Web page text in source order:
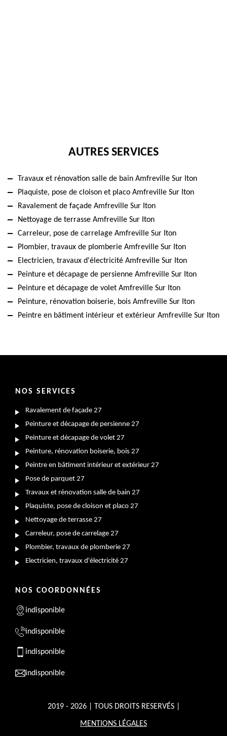
AUTRES SERVICES
Travaux et rénovation salle de bain Amfreville Sur Iton
Plaquiste, pose de cloison et placo Amfreville Sur Iton
Ravalement de façade Amfreville Sur Iton
Nettoyage de terrasse Amfreville Sur Iton
Carreleur, pose de carrelage Amfreville Sur Iton
Plombier, travaux de plomberie Amfreville Sur Iton
Electricien, travaux d'électricité Amfreville Sur Iton
Peinture et décapage de persienne Amfreville Sur Iton
Peinture et décapage de volet Amfreville Sur Iton
Peinture, rénovation boiserie, bois Amfreville Sur Iton
Peintre en bâtiment intérieur et extérieur Amfreville Sur Iton
NOS SERVICES
Ravalement de façade 27
Peinture et décapage de persienne 27
Peinture et décapage de volet 27
Peinture, rénovation boiserie, bois 27
Peintre en bâtiment intérieur et extérieur 27
Pose de parquet 27
Travaux et rénovation salle de bain 27
Plaquiste, pose de cloison et placo 27
Nettoyage de terrasse 27
Carreleur, pose de carrelage 27
Plombier, travaux de plomberie 27
Electricien, travaux d'électricité 27
NOS COORDONNÉES
indisponible
indisponible
indisponible
indisponible
2019 - 2026 | TOUS DROITS RESERVÉS |
MENTIONS LÉGALES